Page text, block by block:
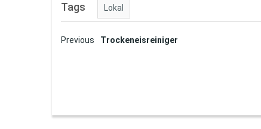
Tags Lokal
Post
Previous Trockeneisreiniger